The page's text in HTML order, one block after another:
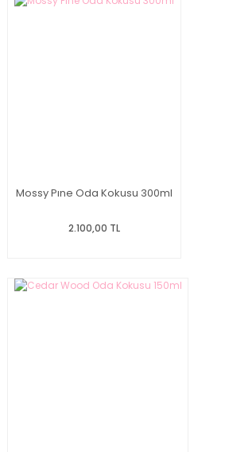
Mossy Pıne Oda Kokusu 300ml
2.100,00 TL